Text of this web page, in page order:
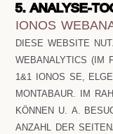
5. ANALYSE-
IONOS
DIESE WEBSITE
WEBANALYTICS (IM
1&1 IONOS SE,
ONTABAUR. IM
ÖNNEN U. A.
NZAHL DER